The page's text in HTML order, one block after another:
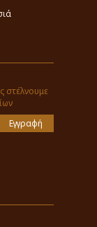
στέλνουμε